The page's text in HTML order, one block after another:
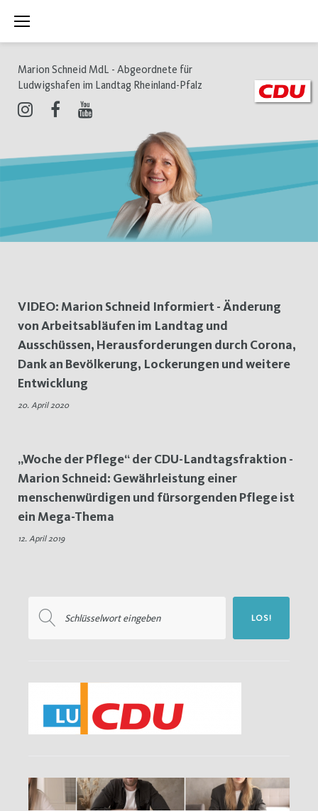
Inhalt
Marion Schneid MdL - Abgeordnete für
Ludwigshafen im Landtag Rheinland-Pfalz
Schlagwort:
Herausforderungen
VIDEO: Marion Schneid Informiert - Änderung
von Arbeitsabläufen im Landtag und
Ausschüssen, Herausforderungen durch Corona,
Dank an Bevölkerung, Lockerungen und weitere
Entwicklung
20. April 2020
„Woche der Pflege“ der CDU-Landtagsfraktion -
Marion Schneid: Gewährleistung einer
menschenwürdigen und fürsorgenden Pflege ist
ein Mega-Thema
12. April 2019
nach:
LOS!